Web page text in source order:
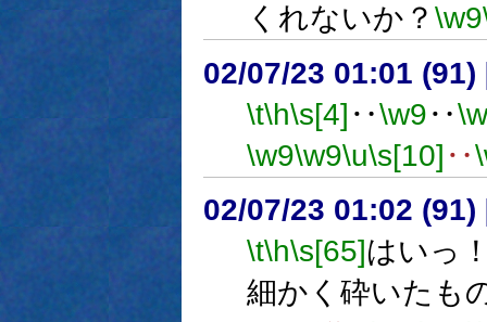
くれないか？ \w9
02/07/23 01:01 (91)
\t\h\s[4] ‥\w9‥
\w9\w9\u\s[10] ‥
02/07/23 01:02 (91)
\t\h\s[65]はい
細かく砕いたも